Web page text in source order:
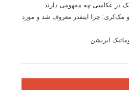
یک در عکاسی چه مفهومی دارند
مک‌کری: چرا اینقدر معروف شد و مورد
ابریشن